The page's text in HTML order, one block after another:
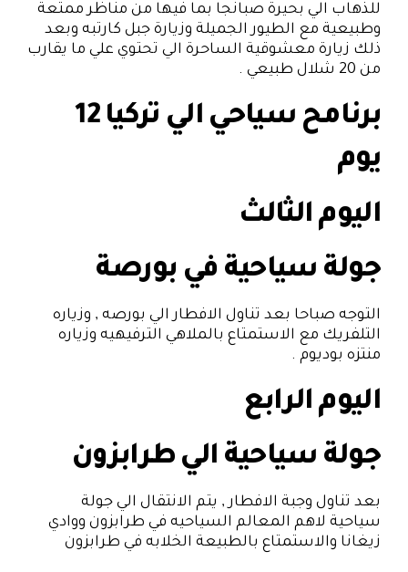
للذهاب الي بحيرة صبانجا بما فيها من مناظر ممتعة
وطبيعية مع الطيور الجميلة وزيارة جبل كارتبه وبعد
ذلك زيارة معشوقية الساحرة الي تحتوي علي ما يقارب
من 20 شلال طبيعي .
برنامح سياحي الي تركيا 12
يوم
اليوم الثالث
جولة سياحية في بورصة
التوجه صباحا بعد تناول الافطار الي بورصه , وزياره
التلفريك مع الاستمتاع بالملاهي الترفيهيه وزياره
منتزه بوديوم .
اليوم الرابع
جولة سياحية الي طرابزون
بعد تناول وجبة الافطار , يتم الانتقال الي جولة
سياحية لاهم المعالم السياحيه في طرابزون ووادي
زيغانا والاستمتاع بالطبيعة الخلابه في طرابزون